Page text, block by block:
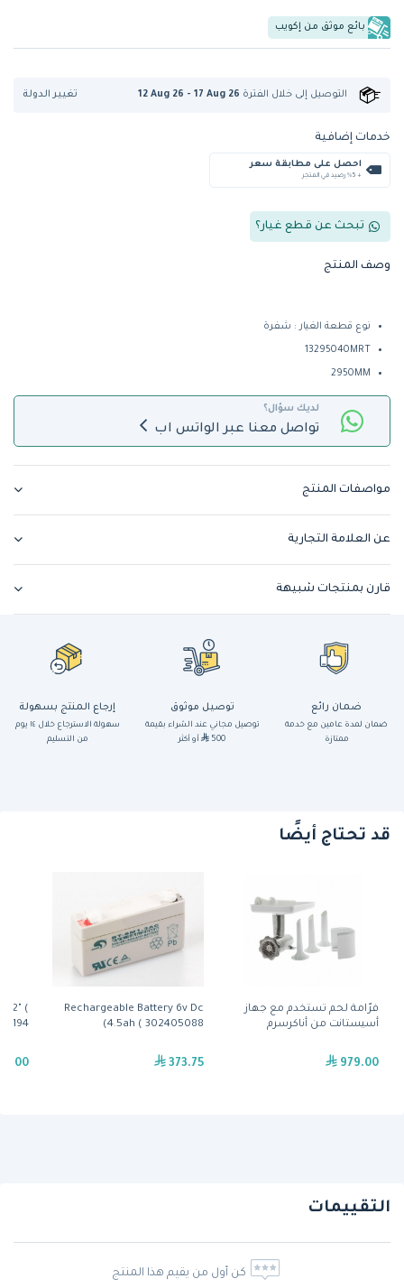
بائع موثق من إكويب
التوصيل إلى خلال الفترة 12 Aug 26 - 17 Aug 26 تغيير الدولة
خدمات إضافية
احصل على مطابقة سعر
+ %5 رصيد في المتجر
تبحث عن قطع غيار؟
وصف المنتج
نوع قطعة الغيار : شفرة
13295040MRT
2950MM
لديك سؤال؟
تواصل معنا عبر الواتس اب
مواصفات المنتج
عن العلامة التجارية
قارن بمنتجات شبيهة
ضمان رائع
ضمان لمدة عامين مع خدمة
ممتازة
توصيل موثوق
توصيل مجاني عند الشراء بقيمة
500
أو أكثر
إرجاع المنتج بسهولة
سهولة الاسترجاع خلال ١٤ يوم
من التسليم
قد تحتاج أيضًا
فرّامة لحم تستخدم مع جهاز
أسيستانت من أناكرسرم
979.00
Rechargeable Battery 6v Dc
4.5ah ( 302405088)
373.75
2" (
369194) من
التقييمات
كن أول من يقيم هذا المنتج